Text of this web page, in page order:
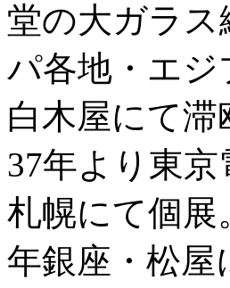
堂の大ガラス
パ各地・エジ
白木屋にて滞
37年より東
札幌にて個展
年銀座・松屋